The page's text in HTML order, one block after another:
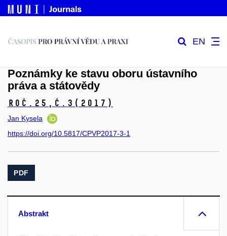
EN
Poznámky ke stavu oboru ústavního
práva a státovědy
Roč.25, č.3 (2017)
Jan Kysela
https://doi.org/10.5817/CPVP2017-3-1
PDF
Abstrakt